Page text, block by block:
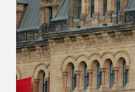
tribunaux
le
recours
à
la